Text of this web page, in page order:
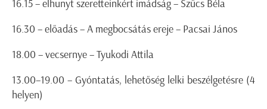
16.15 – elhunyt szeretteinkért imádság – Szűcs Béla
16.30 – előadás – A megbocsátás ereje – Pacsai János
18.00 – vecsernye – Tyukodi Attila
13.00–19.00 – Gyóntatás, lehetőség lelki beszélgetésre (4
helyen)